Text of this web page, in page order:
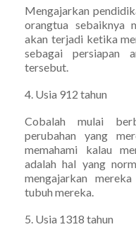
Mengajarkan
orangtua sebaiknya
akan terjadi ketika
sebagai persiapan
tersebut.
4. Usia 912 tahun
Cobalah mulai
perubahan yang
memahami kalau
adalah hal yang
mengajarkan
tubuh mereka.
5. Usia 1318 tahun